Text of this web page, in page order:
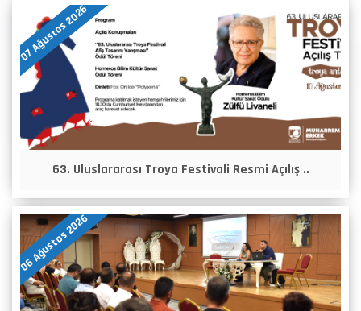
07 Ağustos 2026
63. Uluslararası Troya Festivali Resmi Açılış ..
06 Ağustos 2026